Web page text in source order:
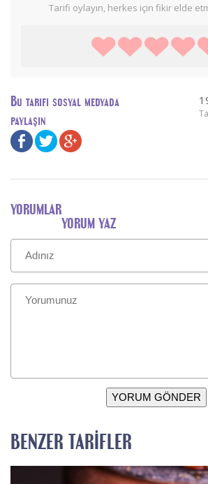
Tarifi oylayın, herkes için fikir elde
Bu tarifi sosyal medyada
paylaşın
YORUMLAR
YORUM YAZ
YORUM GÖNDER
BENZER TARIFLER